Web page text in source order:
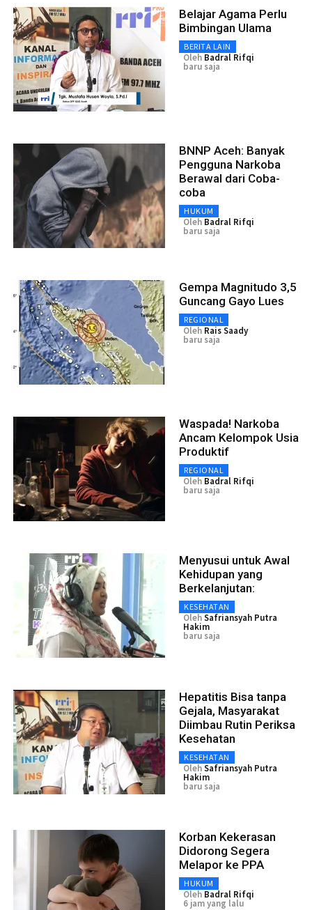
Belajar Agama Perlu
Bimbingan Ulama
BERITA LAIN
Oleh Badral Rifqi
baru saja
BNNP Aceh: Banyak
Pengguna Narkoba
Berawal dari Coba-
coba
HUKUM
Oleh Badral Rifqi
baru saja
Gempa Magnitudo 3,5
Guncang Gayo Lues
REGIONAL
Oleh Rais Saady
baru saja
Waspada! Narkoba
Ancam Kelompok Usia
Produktif
REGIONAL
Oleh Badral Rifqi
baru saja
Menyusui untuk Awal
Kehidupan yang
Berkelanjutan:
KESEHATAN
OlehSafriansyah Putra
Hakim
baru saja
Hepatitis Bisa tanpa
Gejala, Masyarakat
Diimbau Rutin Periksa
Kesehatan
KESEHATAN
OlehSafriansyah Putra
Hakim
baru saja
Korban Kekerasan
Didorong Segera
Melapor ke PPA
HUKUM
Oleh Badral Rifqi
6 jam yang lalu